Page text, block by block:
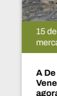
|
o
vai